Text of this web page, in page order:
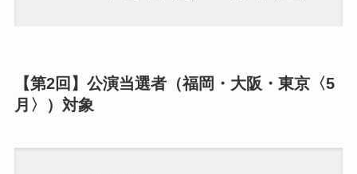
【第2回】公演当選者（福岡・大阪・東京〈5
月〉）対象